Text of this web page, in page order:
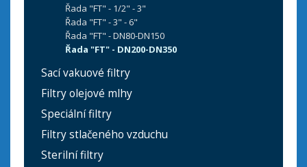
Řada "FT" - 1/2" - 3"
Řada "FT" - 3" - 6"
Řada "FT" - DN80-DN150
Řada "FT" - DN200-DN350
Sací vakuové filtry
Filtry olejové mlhy
Speciální filtry
Filtry stlačeného vzduchu
Sterilní filtry